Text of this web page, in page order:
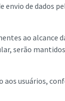
envio de dados
ao alcance
serão
aos usuários,